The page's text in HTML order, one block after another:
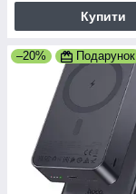
Купити
–20% Подарунок